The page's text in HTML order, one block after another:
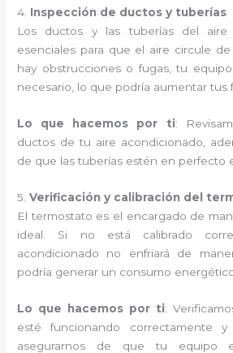
4. Inspección de ductos y tuberías
Los ductos y las tuberías del aire
esenciales para que el aire circule
hay obstrucciones o fugas, tu
necesario, lo que podría aumentar tus
Lo que hacemos por ti:
ductos de tu aire acondicionado,
de que las tuberías estén en perfecto
5.Verificación y calibración del
El termostato es el encargado de
ideal. Si no está calibrado
acondicionado no enfriará de
podría generar un consumo
Lo que hacemos por ti:
esté funcionando correctamente y
asegurarnos de que tu equipo